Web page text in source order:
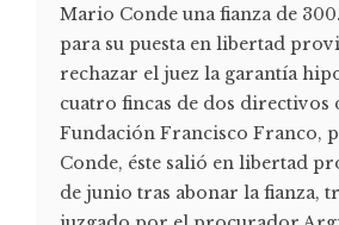
Mario Conde una fianza de
para su puesta en libertad
rechazar el juez la garantía
cuatro fincas de dos directivos
Fundación Francisco Franco,
Conde, éste salió en libertad
de junio tras abonar la fianza,